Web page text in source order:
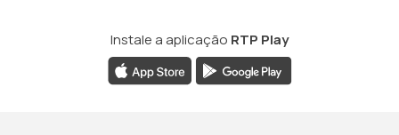
Instale a aplicação RTP Play